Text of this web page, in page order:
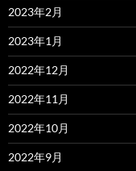
2023年2月
2023年1月
2022年12月
2022年11月
2022年10月
2022年9月